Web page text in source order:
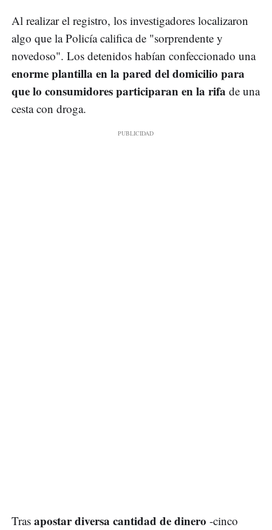
Al realizar el registro, los investigadores localizaron
algo que la Policía califica de "sorprendente y
novedoso". Los detenidos habían confeccionado una
enorme plantilla en la pared del domicilio para
que lo consumidores participaran en la rifa de una
cesta con droga.
Tras apostar diversa cantidad de dinero -cinco